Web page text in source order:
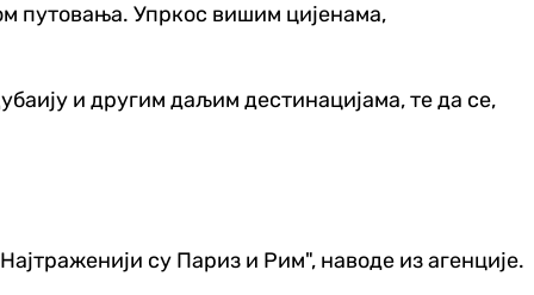
путовања. Упркос вишим цијенама,
и другим даљим дестинацијама, те да се,
су Париз и Рим", наводе из агенције.